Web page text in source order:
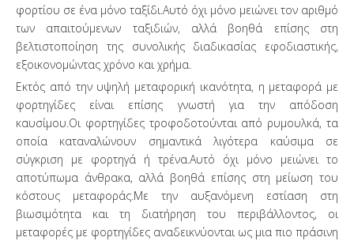
φορτίου σε ένα μόνο ταξίδι.Αυτό όχι μόνο μειώνει τον αριθμό
των απαιτούμενων ταξιδιών, αλλά βοηθά επίσης στη
βελτιστοποίηση της συνολικής διαδικασίας εφοδιαστικής,
εξοικονομώντας χρόνο και χρήμα.
Εκτός από την υψηλή μεταφορική ικανότητα, η μεταφορά με
φορτηγίδες είναι επίσης γνωστή για την απόδοση
καυσίμου.Οι φορτηγίδες τροφοδοτούνται από ρυμουλκά, τα
οποία καταναλώνουν σημαντικά λιγότερα καύσιμα σε
σύγκριση με φορτηγά ή τρένα.Αυτό όχι μόνο μειώνει το
αποτύπωμα άνθρακα, αλλά βοηθά επίσης στη μείωση του
κόστους μεταφοράς.Με την αυξανόμενη εστίαση στη
βιωσιμότητα και τη διατήρηση του περιβάλλοντος, οι
μεταφορές με φορτηγίδες αναδεικνύονται ως μια πιο πράσινη